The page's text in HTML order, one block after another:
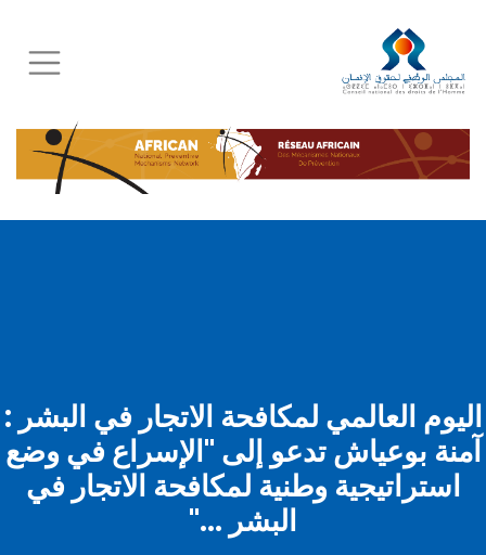
Skip
to
main
content
اليوم العالمي لمكافحة الاتجار في البشر :
آمنة بوعياش تدعو إلى "الإسراع في وضع
استراتيجية وطنية لمكافحة الاتجار في
البشر ..."